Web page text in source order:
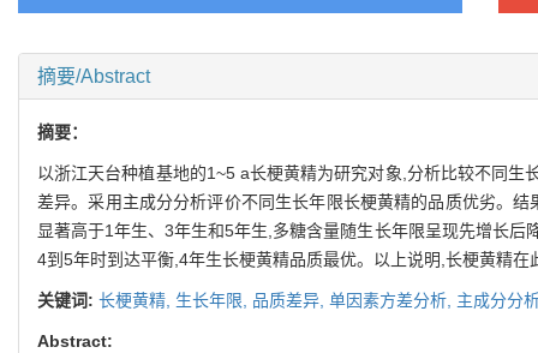
摘要/Abstract
摘要：
以浙江天台种植基地的1~5 a长梗黄精为研究对象,分析比较不同
差异。采用主成分分析评价不同生长年限长梗黄精的品质优劣。
显著高于1年生、3年生和5年生,多糖含量随生长年限呈现先增长
4到5年时到达平衡,4年生长梗黄精品质最优。以上说明,长梗黄精在
关键词: 长梗黄精, 生长年限, 品质差异, 单因素方差分析, 主成分分
Abstract: